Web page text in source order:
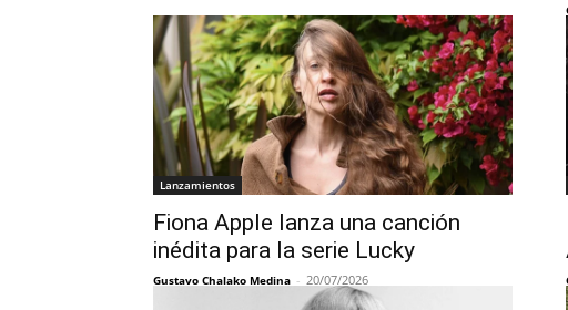
Lanzamientos
Fiona Apple lanza una canción
inédita para la serie Lucky
Gustavo Chalako Medina - 20/07/2026